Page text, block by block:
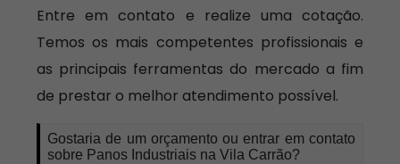
Entre em contato e realize uma cotação.
Temos os mais competentes profissionais e
as principais ferramentas do mercado a fim
de prestar o melhor atendimento possível.
Gostaria de um orçamento ou entrar em contato
sobre Panos Industriais na Vila Carrão?